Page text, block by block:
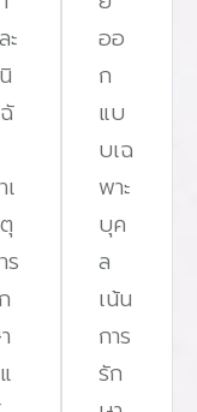
อกซิเจนในเลือด
ากการตรวจนี้มี
นอนกรนหรือภาวะ
ทความจาก Home
การตรวจการนอน
อียดของข้อมูล แม้
ทคนิคได้ทันที แต่ก็
วิธีการเลือกการ
จที่เหมาะสมขึ้นอยู่
การนอนหลับของ
ธรรมดา การตรวจ
ะ
ร
ออ
ก
แบ
บเฉ
พาะ
บุค
ล
เน้น
การ
รัก